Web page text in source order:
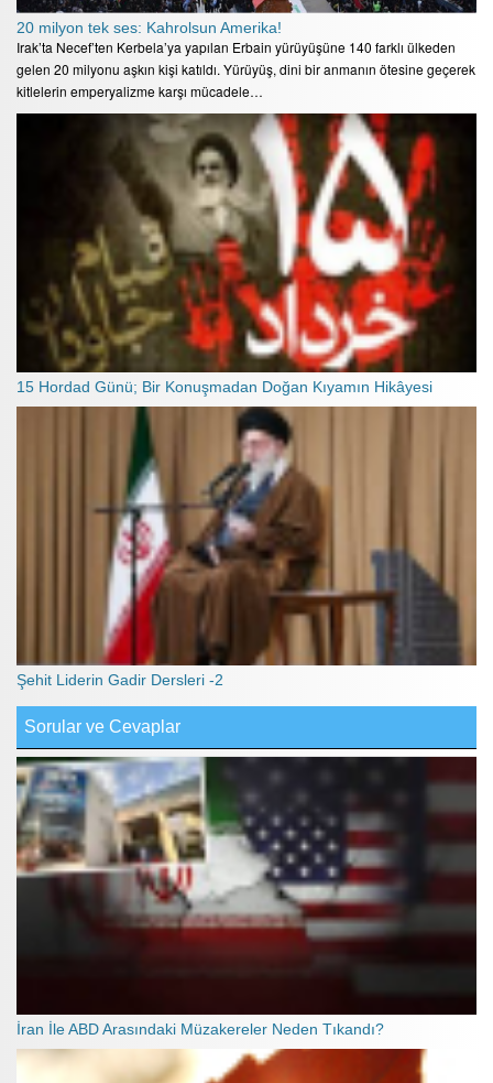
20 milyon tek ses: Kahrolsun Amerika!
Irak’ta Necef’ten Kerbela’ya yapılan Erbain yürüyüşüne 140 farklı ülkeden
gelen 20 milyonu aşkın kişi katıldı. Yürüyüş, dini bir anmanın ötesine geçerek
kitlelerin emperyalizme karşı mücadele…
15 Hordad Günü; Bir Konuşmadan Doğan Kıyamın Hikâyesi
Şehit Liderin Gadir Dersleri -2
Sorular ve Cevaplar
İran İle ABD Arasındaki Müzakereler Neden Tıkandı?